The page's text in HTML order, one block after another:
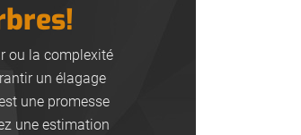
ou la complexité
un élagage
une promesse
une estimation